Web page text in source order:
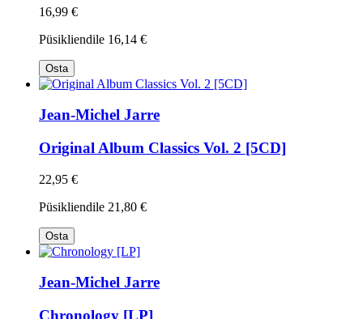
16,99 €
Püsikliendile 16,14 €
Osta
Jean-Michel Jarre
Original Album Classics Vol. 2 [5CD]
22,95 €
Püsikliendile 21,80 €
Osta
Jean-Michel Jarre
Chronology [LP]